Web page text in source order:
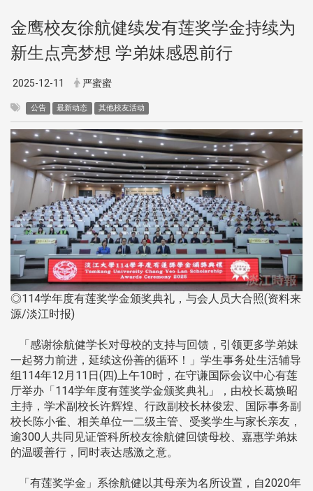
金鹰校友徐航健续发有莲奖学金持续为
新生点亮梦想 学弟妹感恩前行
2025-12-11 严蜜蜜
公告 最新动态 其他校友活动
◎114学年度有莲奖学金颁奖典礼，与会人员大合照(资料来
源/淡江时报)
「感谢徐航健学长对母校的支持与回馈，引领更多学弟妹
一起努力前进，延续这份善的循环！」学生事务处生活辅导
组114年12月11日(四)上午10时，在守谦国际会议中心有莲
厅举办「114学年度有莲奖学金颁奖典礼」，由校长葛焕昭
主持，学术副校长许辉煌、行政副校长林俊宏、国际事务副
校长陈小雀、相关单位一二级主管、受奖学生与家长亲友，
逾300人共同见证管科所校友徐航健回馈母校、嘉惠学弟妹
的温暖善行，同时表达感激之意。
「有莲奖学金」系徐航健以其母亲为名所设置，自2020年